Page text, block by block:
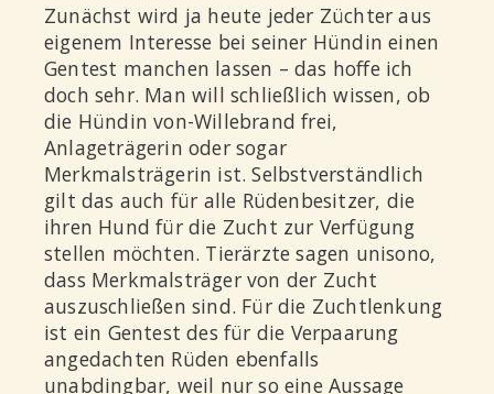
Zunächst wird ja heute jeder Züchter aus
eigenem Interesse bei seiner Hündin einen
Gentest manchen lassen – das hoffe ich
doch sehr. Man will schließlich wissen, ob
die Hündin von-Willebrand frei,
Anlageträgerin oder sogar
Merkmalsträgerin ist. Selbstverständlich
gilt das auch für alle Rüdenbesitzer, die
ihren Hund für die Zucht zur Verfügung
stellen möchten. Tierärzte sagen unisono,
dass Merkmalsträger von der Zucht
auszuschließen sind. Für die Zuchtlenkung
ist ein Gentest des für die Verpaarung
angedachten Rüden ebenfalls
unabdingbar, weil nur so eine Aussage